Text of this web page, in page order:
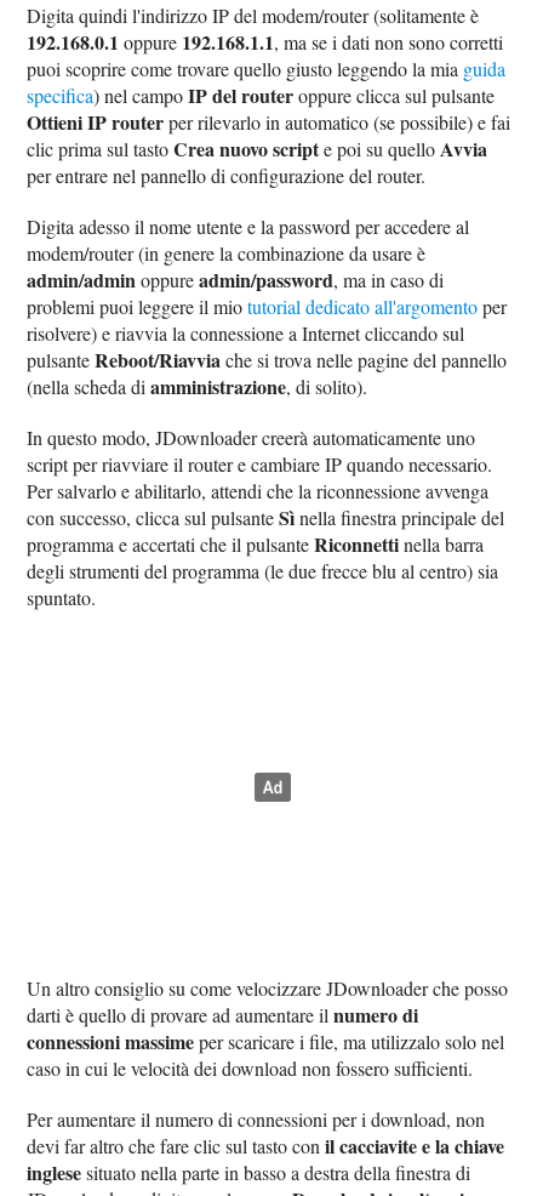
Digita quindi l'indirizzo IP del modem/router (solitamente è
192.168.0.1 oppure 192.168.1.1, ma se i dati non sono corretti
puoi scoprire come trovare quello giusto leggendo la mia guida
specifica) nel campoIP del routeroppure clicca sul pulsante
Ottieni IP routerper rilevarlo in automatico (se possibile) e fai
clic prima sul tastoCrea nuovo scripte poi su quello Avvia
per entrare nel pannello di configurazione del router.
Digita adesso il nome utente e la password per accedere al
modem/router (in genere la combinazione da usare è
admin/adminoppureadmin/password, ma in caso di
problemi puoi leggere il miotutorial dedicato all'argomentoper
risolvere) e riavvia la connessione a Internet cliccando sul
pulsanteReboot/Riavviache si trova nelle pagine del pannello
(nella scheda diamministrazione, di solito).
In questo modo, JDownloader creerà automaticamente uno
script per riavviare il router e cambiare IP quando necessario.
Per salvarlo e abilitarlo, attendi che la riconnessione avvenga
con successo, clicca sul pulsanteSìnella finestra principale del
programma e accertati che il pulsanteRiconnettinella barra
degli strumenti del programma (le due frecce blu al centro) sia
spuntato.
Un altro consiglio su come velocizzare JDownloader che posso
darti è quello di provare ad aumentare ilnumero di
connessioni massimeper scaricare i file, ma utilizzalo solo nel
caso in cui le velocità dei download non fossero sufficienti.
Per aumentare il numero di connessioni per i download, non
devi far altro che fare clic sul tasto conil cacciavite e la chiave
inglesesituato nella parte in basso a destra della finestra di